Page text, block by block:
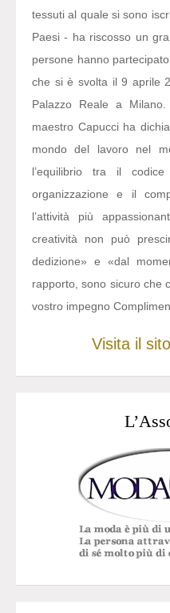
tessuti al quale si sono
Paesi - ha riscosso un
persone hanno
che si è svolta il 9 aprile
Palazzo Reale a
maestro Capucci ha
mondo del lavoro nel
l’equilibrio tra il
organizzazione e il
l’attività più
creatività non può
dedizione» e «dal
rapporto, sono sicuro che
vostro impegno
Visita il